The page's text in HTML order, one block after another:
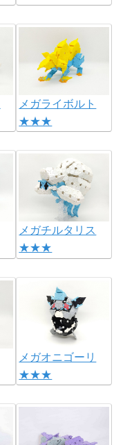
メガライボルト
★★★
メガチルタリス
★★★
メガオニゴーリ
★★★